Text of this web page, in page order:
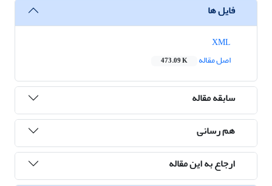
فایل ها
اصل مقاله
473.09 K
سابقه مقاله
هم رسانی
ارجاع به این مقاله